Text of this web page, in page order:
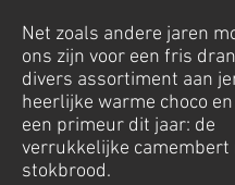
Net zoals andere jaren
ons zijn voor een fris
divers assortiment aan
heerlijke warme choco
een primeur dit jaar: de
verrukkelijke camembert
stokbrood.